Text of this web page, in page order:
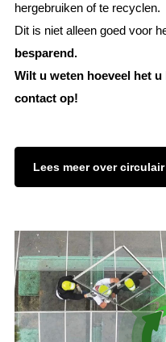
hergebruiken of te recyclen.
Dit is niet alleen goed voor
besparend.
Wilt u weten hoeveel het
contact op!
Lees meer over